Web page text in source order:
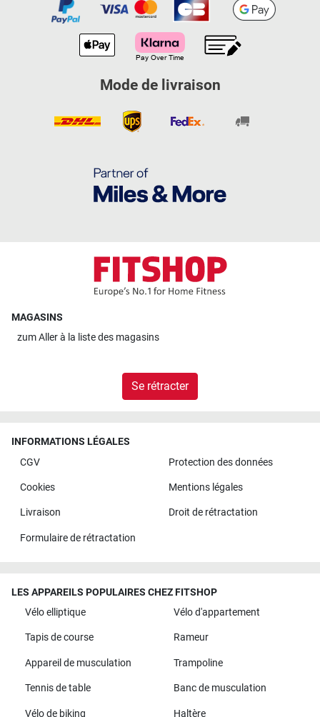
Mode de livraison
MAGASINS
zumAller à la liste des magasins
Se rétracter
INFORMATIONS LÉGALES
CGV
Protection des données
Cookies Mentions légales
Livraison Droit de rétractation
Formulaire de rétractation
LES APPAREILS POPULAIRES CHEZ FITSHOP
Vélo elliptique
Vélo d'appartement
Tapis de course Rameur
Appareil de musculation Trampoline
Tennis de table Banc de musculation
Vélo de biking Haltère